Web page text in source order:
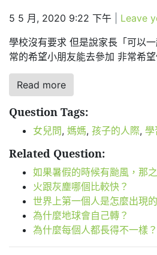
5 5 月, 2020 9:22 下午
Leave
學校沒有要求 但是說家長「可以
常的希望小朋友能去參加 非常希
Read more
Question Tags:
女兒問, 媽媽, 孩子的人際, 學
Related Question:
如果暑假的時候有颱風，那
火跟灰塵哪個比較快？
世界上第一個人是怎麼出現
為什麼地球會自己轉？
為什麼每個人都長得不一樣？